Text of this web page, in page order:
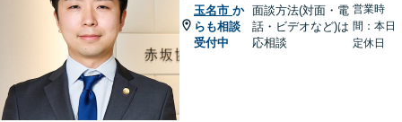
玉名市 か
らも相談
受付中
面談方法(対面・電
話・ビデオなど)は
応相談
営業時
間：本日
定休日